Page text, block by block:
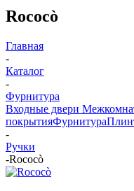
Rococò
Главная
-
Каталог
-
Фурнитура
Входные двери
покрытияФурнитура
-
Ручки
-Rococò